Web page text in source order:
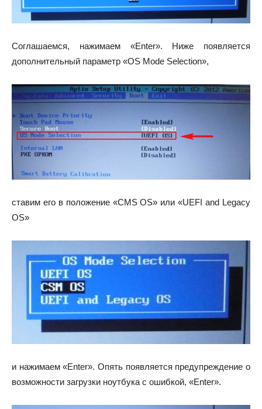
Соглашаемся, нажимаем «Enter». Ниже появляется
дополнительный параметр «OS Mode Selection»,
ставим его в положение «CMS OS» или «UEFI and Legacy
OS»
и нажимаем «Enter». Опять появляется предупреждение о
возможности загрузки ноутбука с ошибкой, «Enter».